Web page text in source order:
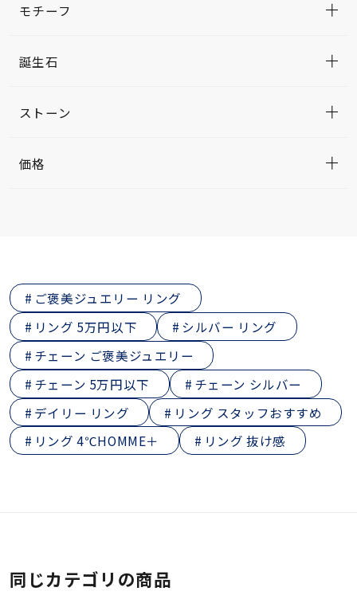
モチーフ
誕生石
ストーン
価格
ご褒美ジュエリー リング
リング 5万円以下
シルバー リング
チェーン ご褒美ジュエリー
チェーン 5万円以下
チェーン シルバー
デイリー リング
リング スタッフおすすめ
リング 4℃HOMME＋
リング 抜け感
同じカテゴリの商品